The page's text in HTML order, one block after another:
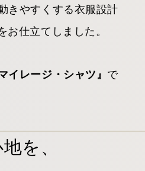
きやすくする衣服設計
お仕立てしました。
レージ・シャツ』 で
を、